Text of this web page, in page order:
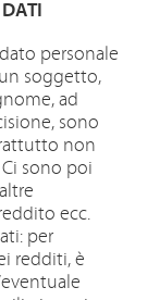
personale
soggetto,
ad
sono
non
sono poi
ecc.
per
redditi, è